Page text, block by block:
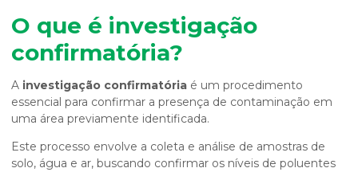
O que é investigação
confirmatória?
A investigação confirmatória é um procedimento
essencial para confirmar a presença de contaminação em
uma área previamente identificada.
Este processo envolve a coleta e análise de amostras de
solo, água e ar, buscando confirmar os níveis de poluentes